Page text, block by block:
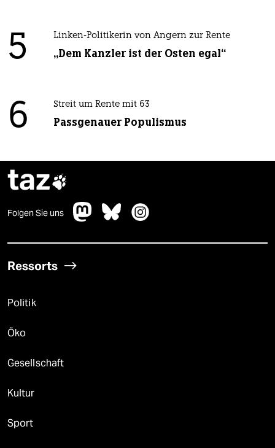
5 Linken-Politikerin von Angern zur Rente
„Dem Kanzler ist der Osten egal“
6 Streit um Rente mit 63
Passgenauer Populismus
taz
Folgen Sie uns
Ressorts
Politik
Öko
Gesellschaft
Kultur
Sport